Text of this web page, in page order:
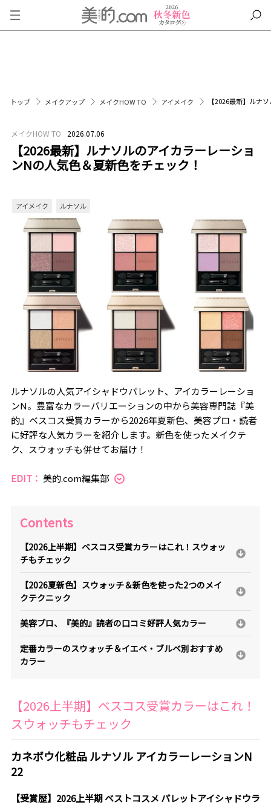
トップ メイクアップ メイクHOW TO アイメイク 【2026最新】ルナ
メイクHOW TO 2026.07.06
【2026最新】ルナソルのアイカラーレーショ
ンNの人気色＆夏新色をチェック！
アイメイク ルナソル
ルナソルの人気アイシャドウパレット、アイカラーレーショ
ンN。豊富なカラーバリエーションの中から美容専門誌『美
的』ベスコス受賞カラーから2026年夏新色、美容プロ・読者
に好評な人気カラーを紹介します。新色を使ったメイクテ
ク、スウォッチも併せてお届け！
EDIT： 美的.com編集部
Contents
【2026上半期】ベスコス受賞カラーはこれ！スウォッ
チもチェック
【2026夏新色】スウォッチ＆新色を使った2つのメイ
クテクニック
美容プロ、『美的』読者の口コミ好評人気カラー
定番カラーのスウォッチ＆イエベ・ブルベ別おすすめ
カラー
【2026上半期】ベスコス受賞カラーはこれ！
スウォッチもチェック
カネボウ化粧品 ルナソル アイカラーレーションN
22
【受賞歴】2026上半期 ベストコスメ パレットアイシャドウラ